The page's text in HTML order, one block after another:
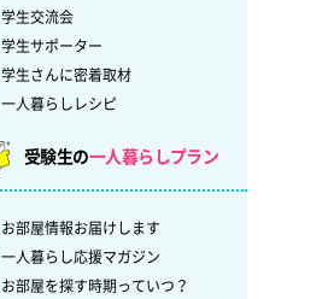
学生交流会
学生サポーター
学生さんに密着取材
一人暮らしレシピ
受験生の一人暮らしプラン
お部屋情報お届けします
一人暮らし応援マガジン
お部屋を探す時期っていつ？